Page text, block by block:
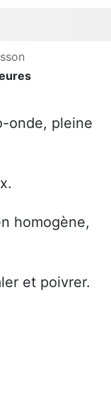
onde, pleine
homogène,
et poivrer.